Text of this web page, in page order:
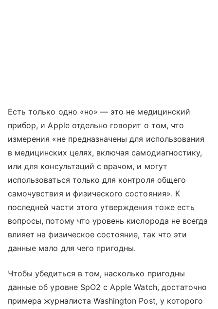
Есть только одно «но» — это не медицинский
прибор, и Apple отдельно говорит о том, что
измерения «не предназначены для использования
в медицинских целях, включая самодиагностику,
или для консультаций с врачом, и могут
использоваться только для контроля общего
самочувствия и физического состояния». К
последней части этого утверждения тоже есть
вопросы, потому что уровень кислорода не всегда
влияет на физическое состояние, так что эти
данные мало для чего пригодны.
Чтобы убедиться в том, насколько пригодны
данные об уровне SpO2 с Apple Watch, достаточно
примера журналиста Washington Post, у которого